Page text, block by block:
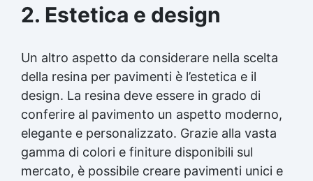
2. Estetica e design
Un altro aspetto da considerare nella scelta
della resina per pavimenti è l’estetica e il
design. La resina deve essere in grado di
conferire al pavimento un aspetto moderno,
elegante e personalizzato. Grazie alla vasta
gamma di colori e finiture disponibili sul
mercato, è possibile creare pavimenti unici e